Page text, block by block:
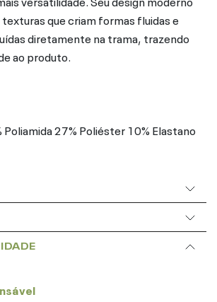
que criam formas fluidas e
diretamente na trama, trazendo
ao produto.
27% Poliéster 10% Elastano